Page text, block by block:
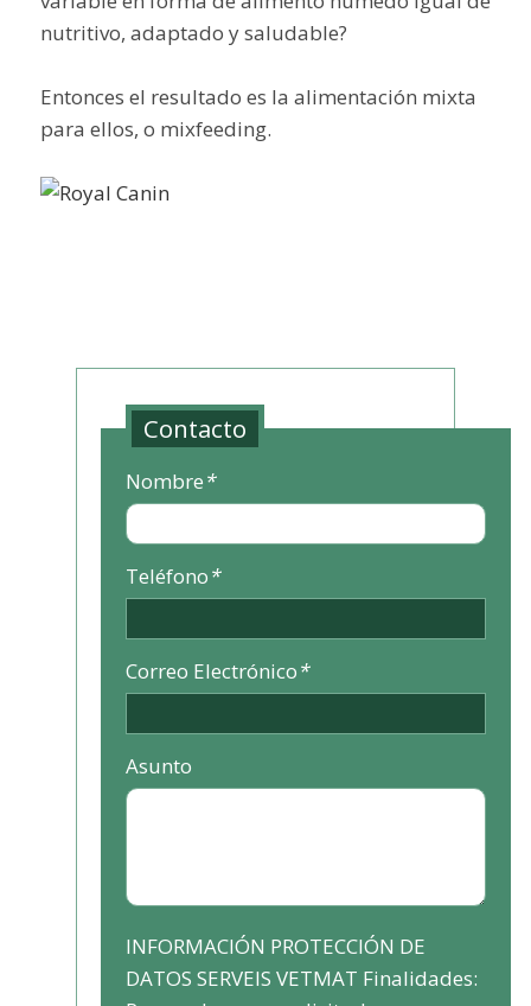
nutritivo, adaptado y saludable?
Entonces el resultado es la alimentación mixta
para ellos, o mixfeeding.
Contacto
Nombre*
Teléfono*
Correo Electrónico*
Asunto
INFORMACIÓN PROTECCIÓN DE
DATOS SERVEIS VETMAT Finalidades: